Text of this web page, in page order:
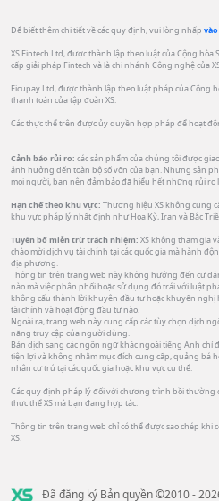
Để biết thêm chi tiết về các quy định, vui lòng nhấp
XS Fintech Ltd, được thành lập theo luật của Cộng hòa
cấp giải pháp Fintech và là chi nhánh Công nghệ của
Ficupay Ltd, được thành lập theo luật pháp của Cộng
thanh toán của tập đoàn XS.
Các thực thể trên được ủy quyền hợp pháp để hoạt
Cảnh báo rủi ro: các sản phẩm của chúng tôi được
ảnh hưởng đến toàn bộ số vốn của bạn. Những sản
mọi người, bạn nên đảm bảo đã hiểu hết những rủi ro
Hạn chế theo khu vực: Thương hiệu XS không cung
khu vực pháp lý nhất định như Hoa Kỳ, Iran và Bắc
Tuyên bố miễn trừ trách nhiệm: XS không tham gia
chào mời dịch vụ tài chính tại các quốc gia mà hành
địa phương.
Thông tin trên trang web này không hướng đến cư
nào mà việc phân phối hoặc sử dụng đó trái với luật
không cấu thành lời khuyên đầu tư hoặc khuyến nghị
tài chính và hoạt động đầu tư nào.
Ngoài ra, trang web này cung cấp các tùy chọn dịch
năng truy cập của người dùng.
Bản dịch sang các ngôn ngữ khác ngoài tiếng Anh chỉ
tiện lợi và không nhằm mục đích cung cấp, quảng bá
nhân cư trú tại các quốc gia hoặc khu vực cụ thể.
Các quy định pháp lý đối với chương trình bồi thường
thực thể XS mà bạn đang hợp tác.
Thông tin trên trang web chỉ có thể được sao chép khi
XS.
Đã đăng ký Bản quyền ©2010 -